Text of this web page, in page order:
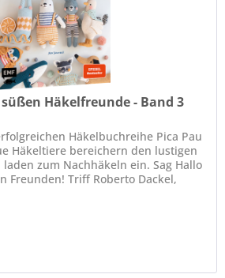
Häkelfreunde - Band 3
Häkelbuchreihe Pica Pau
Häkeltiere bereichern den lustigen
zum Nachhäkeln ein. Sag Hallo
Freunden! Triff Roberto Dackel,